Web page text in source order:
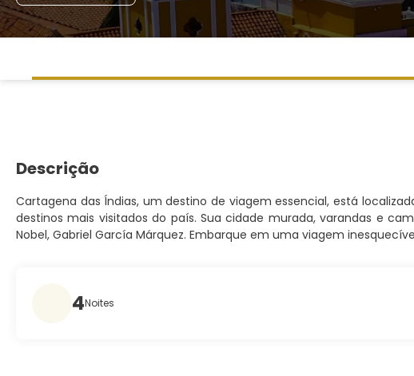
Descrição
Cartagena das Índias, um destino de viagem essencial, está
destinos mais visitados do país. Sua cidade murada, varandas e
Nobel, Gabriel García Márquez. Embarque em uma viagem
4Noites